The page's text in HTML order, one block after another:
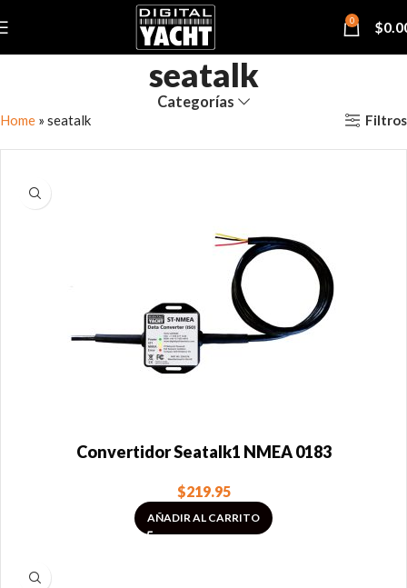
0 $
seatalk
Categorías
Home » seatalk Filtros
Convertidor Seatalk1 NMEA 0183
$219.95
AÑADIR AL CARRITO